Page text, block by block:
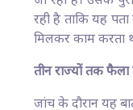
रही है ताकि यह
मिलकर काम करता
तीन राज्यों तक
जांच के दौरान यह